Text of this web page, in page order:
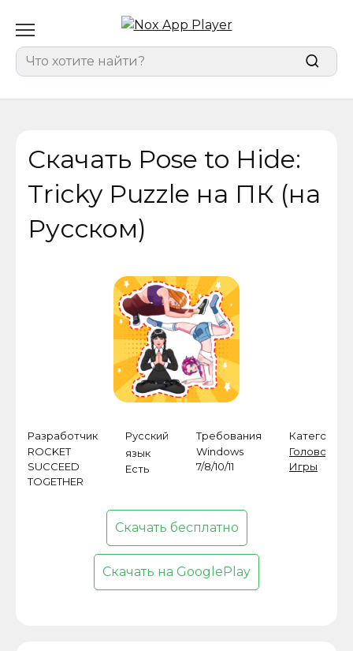
содержанию
for:
Скачать Pose to Hide:
Tricky Puzzle на ПК (на
Русском)
Разработчик
ROCKET
SUCCEED
TOGETHER
Русский
язык
Есть
Требования
Windows
7/8/10/11
Категория
Игры
Скачать бесплатно
Скачать на GooglePlay